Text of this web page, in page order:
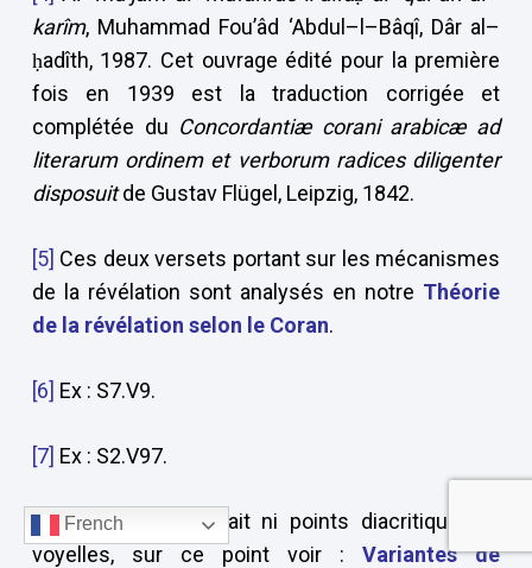
karîm, Muhammad Fou’âd ‘Abdul–l–Bâqî, Dâr al–
ḥadîth, 1987. Cet ouvrage édité pour la première
fois en 1939 est la traduction corrigée et
complétée du Concordantiæ corani arabicæ ad
literarum ordinem et verborum radices diligenter
disposuitde Gustav Flügel, Leipzig, 1842.
[5] Ces deux versets portant sur les mécanismes
de la révélation sont analysés en notre Théorie
de la révélation selon le Coran.
[6] Ex : S7.V9.
[7] Ex : S2.V97.
[8]Elle ne comportait ni points diacritiques ni
voyelles, sur ce point voir :Variantes de
French